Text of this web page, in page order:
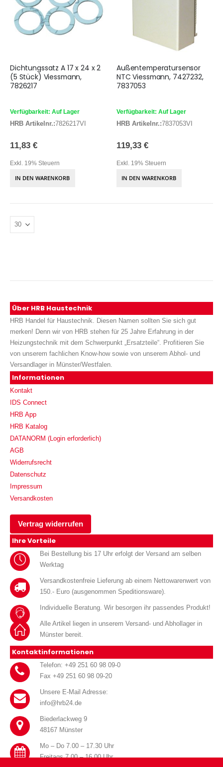
Dichtungssatz A 17 x 24 x 2
(5 Stück) Viessmann,
7826217
Verfügbarkeit: Auf Lager
HRB Artikelnr.:7826217VI
11,83 €
Exkl. 19% Steuern
IN DEN WARENKORB
Außentemperatursensor
NTC Viessmann, 7427232,
7837053
Verfügbarkeit: Auf Lager
HRB Artikelnr.:7837053VI
119,33 €
Exkl. 19% Steuern
IN DEN WARENKORB
Über HRB Haustechnik
HRB Handel für Haustechnik. Diesen Namen sollten Sie sich gut
merken! Denn wir von HRB stehen für 25 Jahre Erfahrung in der
Heizungstechnik mit dem Schwerpunkt „Ersatzteile“. Profitieren Sie
von unserem fachlichen Know-how sowie von unserem Abhol- und
Versandlager in Münster/Westfalen.
Informationen
Kontakt
IDS Connect
HRB App
HRB Katalog
DATANORM (Login erforderlich)
AGB
Widerrufsrecht
Datenschutz
Impressum
Versandkosten
Vertrag widerrufen
Ihre Vorteile
Bei Bestellung bis 17 Uhr erfolgt der Versand am selben
Werktag
Versandkostenfreie Lieferung ab einem Nettowarenwert von
150.- Euro (ausgenommen Speditionsware).
Individuelle Beratung. Wir besorgen ihr passendes Produkt!
Alle Artikel liegen in unserem Versand- und Abhollager in
Münster bereit.
Kontaktinformationen
Telefon: +49 251 60 98 09-0
Fax +49 251 60 98 09-20
Unsere E-Mail Adresse:
info@hrb24.de
Biederlackweg 9
48167 Münster
Mo – Do 7.00 – 17.30 Uhr
Freitags 7.00 – 16.00 Uhr